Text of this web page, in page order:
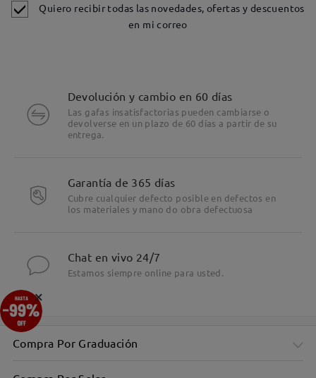
Quiero recibir todas las novedades, ofertas y descuentos
en mi correo
Devolución y cambio en 60 días
Las gafas insatisfactorias pueden cambiarse o
devolverse en un plazo de 60 días a partir de su
entrega.
Garantía de 365 días
Cubre cualquier defecto posible en defectos en
los materiales y mano do obra defectuosa
Chat en vivo 24/7
Estamos siempre online para usted.
Compra Por Graduación
×